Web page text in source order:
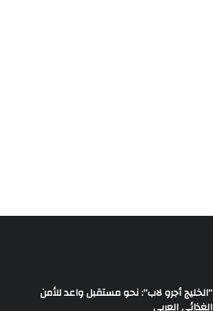
“الخليج أجرو لاب”: نحو مستقبل واعد للأمن